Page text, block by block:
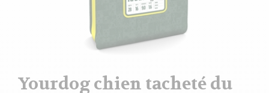
Yourdog chien tacheté du